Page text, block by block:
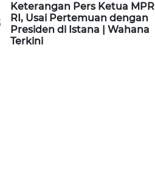
Keterangan Pers Ketua MPR
RI, Usai Pertemuan dengan
Presiden di Istana | Wahana
Terkini